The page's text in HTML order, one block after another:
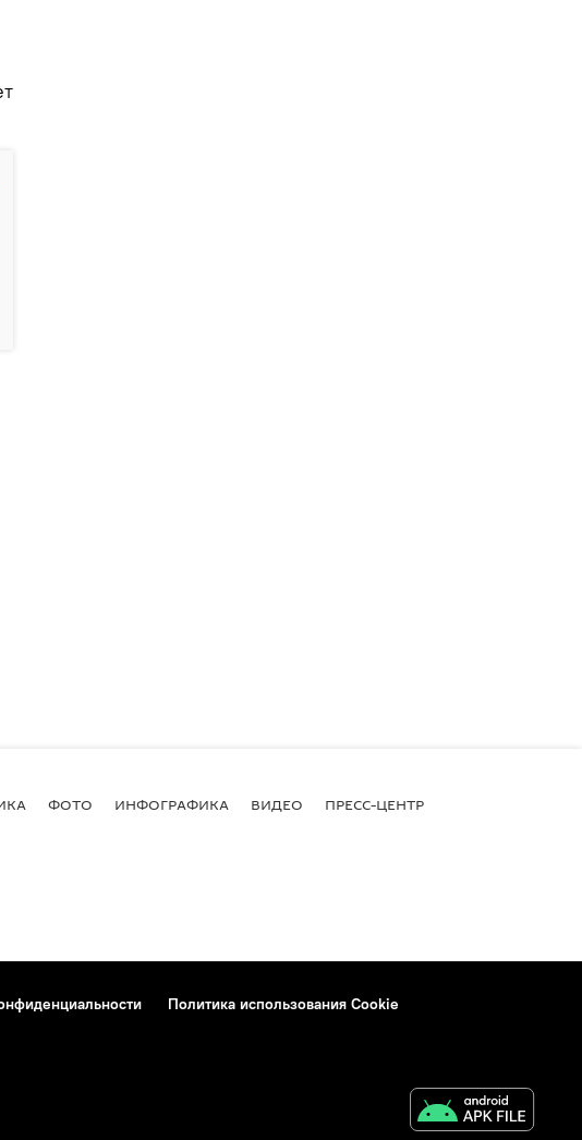
ФОТО ИНФОГРАФИКА ВИДЕО ПРЕСС-ЦЕНТР
Политика использования Cookie